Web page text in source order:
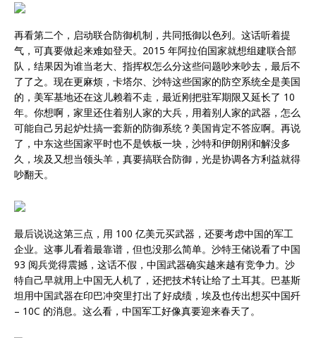
再看第二个，启动联合防御机制，共同抵御以色列。这话听着提
气，可真要做起来难如登天。2015 年阿拉伯国家就想组建联合部
队，结果因为谁当老大、指挥权怎么分这些问题吵来吵去，最后不
了了之。现在更麻烦，卡塔尔、沙特这些国家的防空系统全是美国
的，美军基地还在这儿赖着不走，最近刚把驻军期限又延长了 10
年。你想啊，家里还住着别人家的大兵，用着别人家的武器，怎么
可能自己另起炉灶搞一套新的防御系统？美国肯定不答应啊。再说
了，中东这些国家平时也不是铁板一块，沙特和伊朗刚和解没多
久，埃及又想当领头羊，真要搞联合防御，光是协调各方利益就得
吵翻天。
最后说说这第三点，用 100 亿美元买武器，还要考虑中国的军工
企业。这事儿看着最靠谱，但也没那么简单。沙特王储说看了中国
93 阅兵觉得震撼，这话不假，中国武器确实越来越有竞争力。沙
特自己早就用上中国无人机了，还把技术转让给了土耳其。巴基斯
坦用中国武器在印巴冲突里打出了好成绩，埃及也传出想买中国歼
– 10C 的消息。这么看，中国军工好像真要迎来春天了。